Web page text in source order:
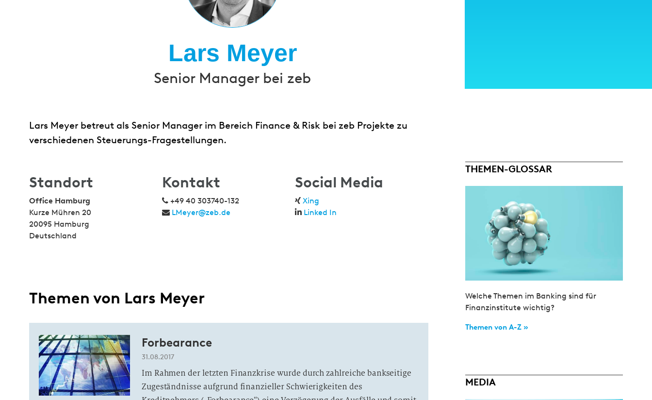
Lars Meyer
Senior Manager bei zeb
Lars Meyer betreut als Senior Manager im Bereich Finance & Risk bei zeb Projekte zu
verschiedenen Steuerungs-Fragestellungen.
Standort
Office Hamburg
Kurze Mühren 20
20095 Hamburg
Deutschland
Kontakt
+49 40 303740-132
LMeyer@zeb.de
Social Media
Xing
Linked In
Themen von Lars Meyer
Forbearance
31.08.2017
Im Rahmen der letzten Finanzkrise wurde durch zahlreiche bankseitige
Zugeständnisse aufgrund finanzieller Schwierigkeiten des
THEMEN-GLOSSAR
Welche Themen im Banking sind für
Finanzinstitute wichtig?
Themen von A-Z »
MEDIA